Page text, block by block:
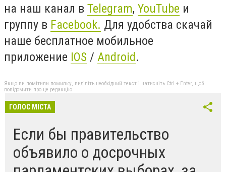
на наш канал в Telegram, YouTube и
группу в Facebook. Для удобства скачай
наше бесплатное мобильное
приложение IOS / Android.
Якщо ви помітили помилку, виділіть необхідний текст і натисніть Ctrl + Enter, щоб
повідомити про це редакцію
ГОЛОС МІСТА
Если бы правительство
объявило о досрочных